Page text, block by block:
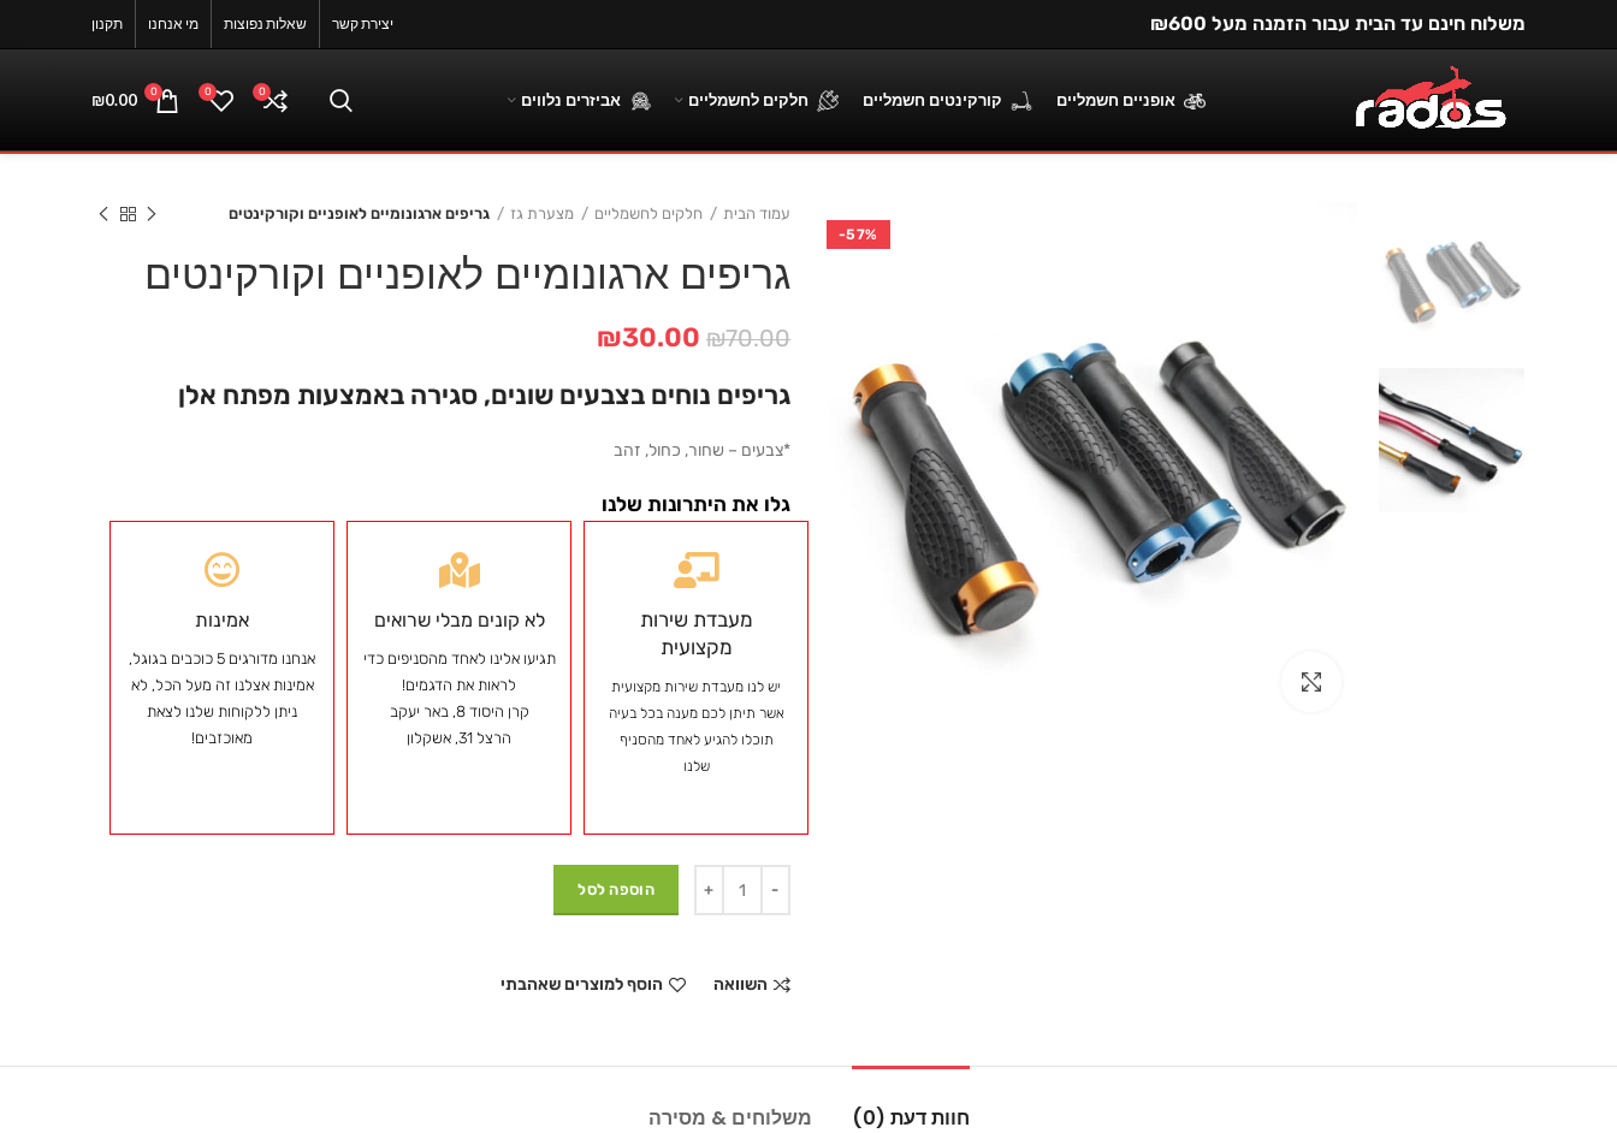
משלוח חינם עד הבית עבור הזמנה מעל ₪600 יצירת קשר שאלות נפוצות מי אנחנו תקנון
אופניים חשמליים קורקינטים חשמליים חלקים לחשמליים אביזרים נלווים 0
0
0
₪0.00
-57%
עמוד הבית חלקים לחשמליים מצערת גז גריפים ארגונומיים לאופניים וקורקינטים
גריפים ארגונומיים לאופניים וקורקינטים
₪70.00
המחיר
היה:
₪30.00
הוא:
גריפים נוחים בצבעים שונים, סגירה באמצעות מפתח אלן
*צבעים – שחור, כחול, זהב
גלו את היתרונות שלנו
מעבדת שירות
מקצועית
יש לנו מעבדת שירות מקצועית
אשר תיתן לכם מענה בכל בעיה
תוכלו להגיע לאחד מהסניף
שלנו
לא קונים מבלי שרואים
תגיעו אלינו לאחד מהסניפים כדי
לראות את הדגמים!
קרן היסוד 8, באר יעקב
הרצל 31, אשקלון
אמינות
אנחנו מדורגים 5 כוכבים בגוגל,
אמינות אצלנו זה מעל הכל, לא
ניתן ללקוחות שלנו לצאת
מאוכזבים!
הוספה לסל
השוואה הוסף למוצרים שאהבתי
חוות דעת (0) משלוחים & מסירה